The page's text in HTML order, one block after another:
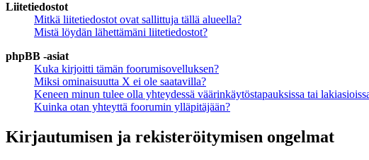
Liitetiedostot
Mitkä liitetiedostot ovat sallittuja tällä alueella?
Mistä löydän lähettämäni liitetiedostot?
phpBB -asiat
Kuka kirjoitti tämän foorumisovelluksen?
Miksi ominaisuutta X ei ole saatavilla?
Keneen minun tulee olla yhteydessä väärinkäytöstapauksissa tai
Kuinka otan yhteyttä foorumin ylläpitäjään?
Kirjautumisen ja rekisteröitymisen ongelmat